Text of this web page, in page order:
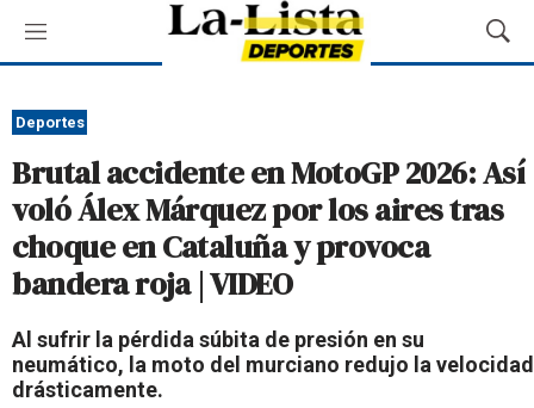
M
e
ú
M
o
a
r
B
d
Deportes
Brutal accidente en MotoGP 2026: Así
voló Álex Márquez por los aires tras
choque en Cataluña y provoca
bandera roja | VIDEO
Al sufrir la pérdida súbita de presión en su
neumático, la moto del murciano redujo la velocidad
drásticamente.